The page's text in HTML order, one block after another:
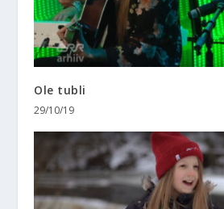
Ole tubli
29/10/19